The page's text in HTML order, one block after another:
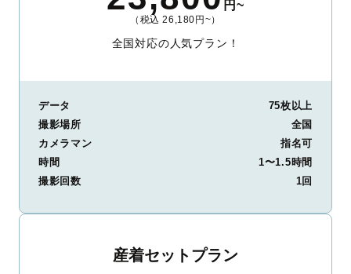
円~
（税込 26,180円~）
全国対応の人気プラン！
データ
75枚以上
撮影場所
全国
カメラマン
指名可
時間
1〜1.5時間
撮影回数
1回
産着セットプラン